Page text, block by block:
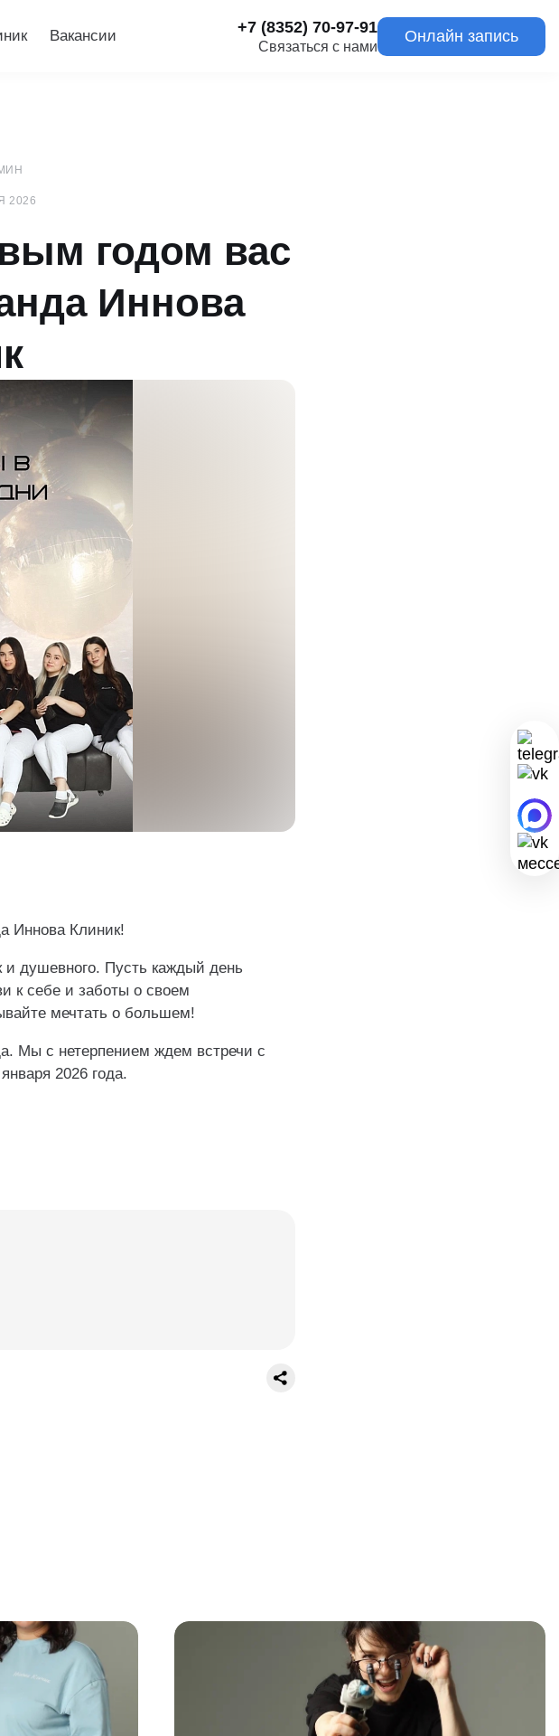
Вакансии +7 (8352) 70-97-91
Связаться с нами
Онлайн запись
2026
годом вас
Иннова
Иннова Клиник!
и душевного. Пусть каждый день
к себе и заботы о своем
мечтать о большем!
Мы с нетерпением ждем встречи с
2026 года.